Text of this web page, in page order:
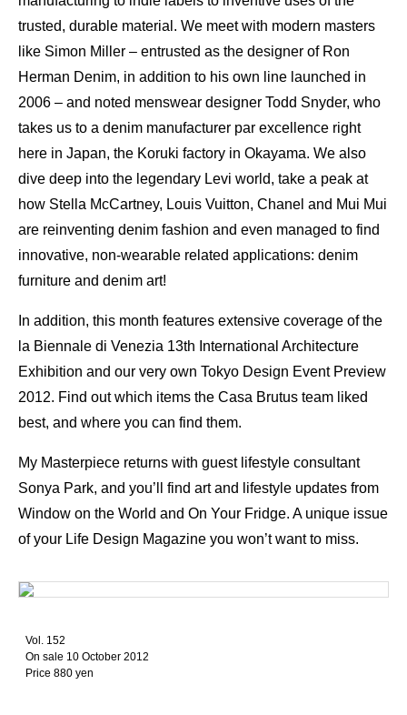
trusted, durable material. We meet with modern masters
like Simon Miller – entrusted as the designer of Ron
Herman Denim, in addition to his own line launched in
2006 – and noted menswear designer Todd Snyder, who
takes us to a denim manufacturer par excellence right
here in Japan, the Koruki factory in Okayama. We also
dive deep into the legendary Levi world, take a peak at
how Stella McCartney, Louis Vuitton, Chanel and Mui Mui
are reinventing denim fashion and even managed to find
innovative, non-wearable related applications: denim
furniture and denim art!
In addition, this month features extensive coverage of the
la Biennale di Venezia 13th International Architecture
Exhibition and our very own Tokyo Design Event Preview
2012. Find out which items the Casa Brutus team liked
best, and where you can find them.
My Masterpiece returns with guest lifestyle consultant
Sonya Park, and you’ll find art and lifestyle updates from
Window on the World and On Your Fridge. A unique issue
of your Life Design Magazine you won’t want to miss.
Vol. 152
On sale 10 October 2012
Price 880 yen